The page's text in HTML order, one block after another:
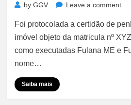
by GGV Leave a commenton
–
Foi protocolada a certidão de
imóvel objeto da matricula nº
como executadas Fulana ME e
nome…
Saiba mais